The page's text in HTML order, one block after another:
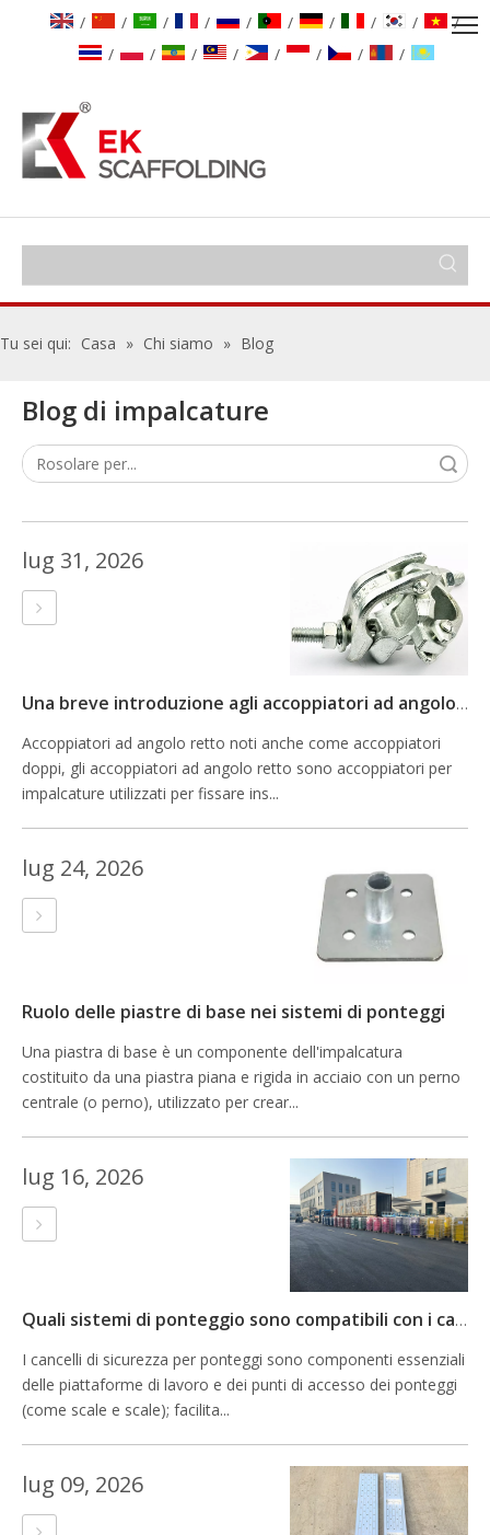
/ / / / / / / / /
/
/
/ / / / / / /
Tu sei qui: Casa » Chi siamo » Blog
Blog di impalcature
lug 31, 2026
Una breve introduzione agli accoppiatori ad angolo retto
Accoppiatori ad angolo retto noti anche come accoppiatori
doppi, gli accoppiatori ad angolo retto sono accoppiatori per
impalcature utilizzati per fissare ins...
lug 24, 2026
Ruolo delle piastre di base nei sistemi di ponteggi
Una piastra di base è un componente dell'impalcatura
costituito da una piastra piana e rigida in acciaio con un perno
centrale (o perno), utilizzato per crear...
lug 16, 2026
Quali sistemi di ponteggio sono compatibili con i cancelli di sicurezza per ponteggi?
I cancelli di sicurezza per ponteggi sono componenti essenziali
delle piattaforme di lavoro e dei punti di accesso dei ponteggi
(come scale e scale); facilita...
lug 09, 2026